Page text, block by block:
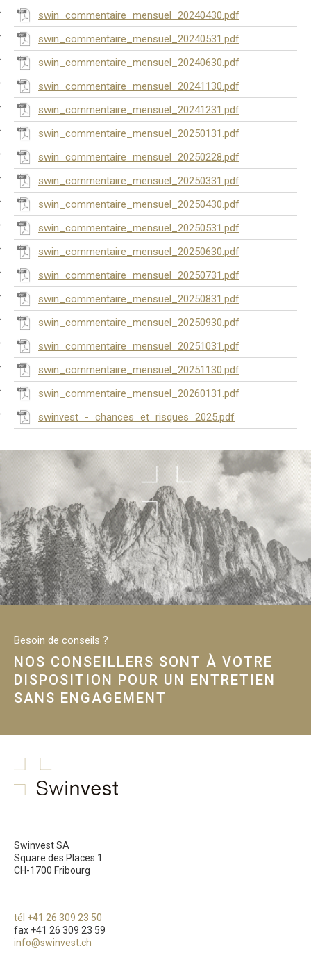
swin_commentaire_mensuel_20240430.pdf
swin_commentaire_mensuel_20240531.pdf
swin_commentaire_mensuel_20240630.pdf
swin_commentaire_mensuel_20241130.pdf
swin_commentaire_mensuel_20241231.pdf
swin_commentaire_mensuel_20250131.pdf
swin_commentaire_mensuel_20250228.pdf
swin_commentaire_mensuel_20250331.pdf
swin_commentaire_mensuel_20250430.pdf
swin_commentaire_mensuel_20250531.pdf
swin_commentaire_mensuel_20250630.pdf
swin_commentaire_mensuel_20250731.pdf
swin_commentaire_mensuel_20250831.pdf
swin_commentaire_mensuel_20250930.pdf
swin_commentaire_mensuel_20251031.pdf
swin_commentaire_mensuel_20251130.pdf
swin_commentaire_mensuel_20260131.pdf
swinvest_-_chances_et_risques_2025.pdf
Besoin de conseils ?
NOS CONSEILLERS SONT À VOTRE
DISPOSITION POUR UN ENTRETIEN
SANS ENGAGEMENT
Swinvest SA
Square des Places 1
CH-1700 Fribourg
tél +41 26 309 23 50
fax +41 26 309 23 59
info@swinvest.ch